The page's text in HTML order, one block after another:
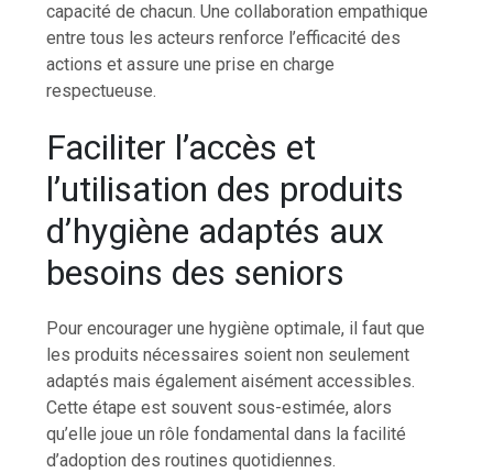
capacité de chacun. Une collaboration empathique
entre tous les acteurs renforce l’efficacité des
actions et assure une prise en charge
respectueuse.
Faciliter l’accès et
l’utilisation des produits
d’hygiène adaptés aux
besoins des seniors
Pour encourager une hygiène optimale, il faut que
les produits nécessaires soient non seulement
adaptés mais également aisément accessibles.
Cette étape est souvent sous-estimée, alors
qu’elle joue un rôle fondamental dans la facilité
d’adoption des routines quotidiennes.